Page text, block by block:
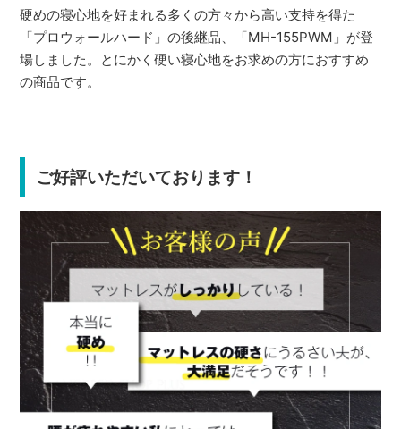
硬めの寝心地を好まれる多くの方々から高い支持を得た
「プロウォールハード」の後継品、「MH-155PWM」が登
場しました。とにかく硬い寝心地をお求めの方におすすめ
の商品です。
ご好評いただいております！